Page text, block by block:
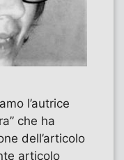
l’autrice
che ha
dell’articolo
articolo